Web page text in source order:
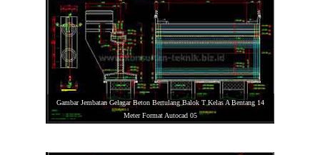
Gambar Jembatan Gelagar Beton Bertulang Balok T Kelas A Bentang 14
Meter Format Autocad 05